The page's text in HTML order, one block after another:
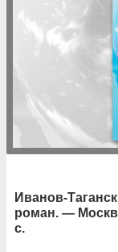
Иванов-
роман. —
с.